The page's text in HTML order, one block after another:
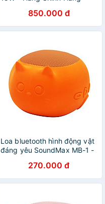
850.000 đ
Loa bluetooth hình động vật
đáng yêu SoundMax MB-1 -
270.000 đ